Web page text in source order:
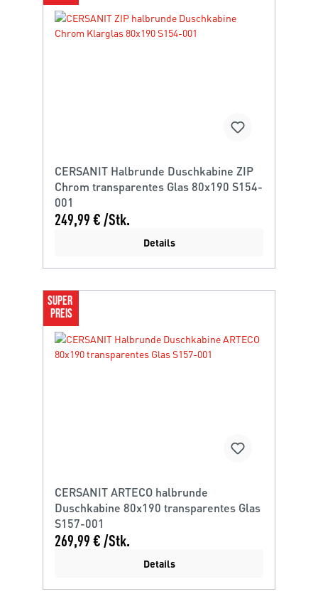
CERSANIT Halbrunde Duschkabine ZIP
Chrom transparentes Glas 80x190 S154-
001
249,99 € /Stk.
Details
SUPER
PREIS
CERSANIT ARTECO halbrunde
Duschkabine 80x190 transparentes Glas
S157-001
269,99 € /Stk.
Details